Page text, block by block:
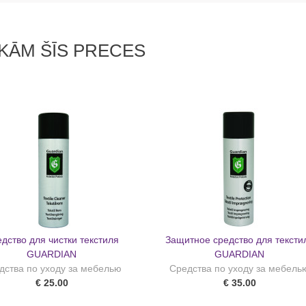
ŠĪS PRECES
для чистки текстиля
GUARDIAN
по уходу за мебелью
€ 25.00
Защитное средство для
GUARDIAN
Средства по уходу за
€ 35.00